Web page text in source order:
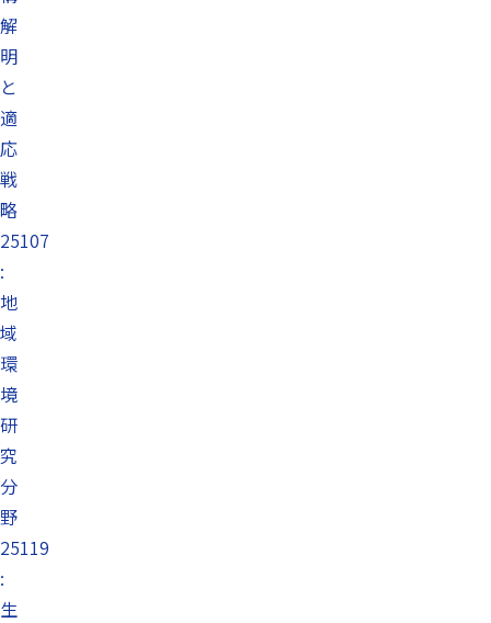
解
明
と
適
応
戦
略
25107
:
地
域
環
境
研
究
分
野
25119
:
生